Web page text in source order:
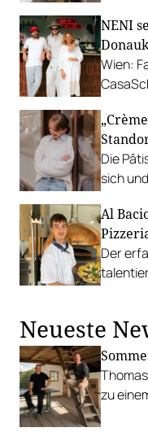
NENI
Wien:
Die
sich
Al
Der
Neueste
zu